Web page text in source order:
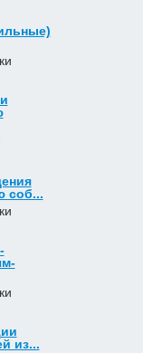
соб...
из...